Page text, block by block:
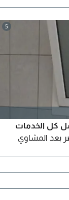
5
كل الخدمات
بعد المشاوي